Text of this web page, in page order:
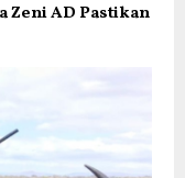
Zeni AD Pastikan